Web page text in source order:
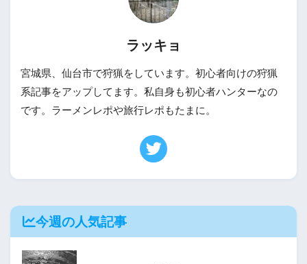
ラッキョ
宮城県、仙台市で狩猟をしています。初心者向けの狩猟
系記事をアップしてます。私自身も初心者ハンターなの
です。ラーメンレポや旅行レポもたまに。
今週の人気記事